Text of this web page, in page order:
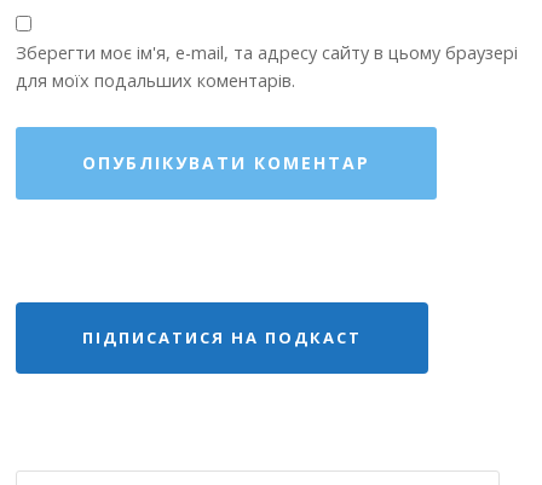
Зберегти моє ім'я, e-mail, та адресу сайту в цьому браузері
для моїх подальших коментарів.
ПІДПИСАТИСЯ НА ПОДКАСТ